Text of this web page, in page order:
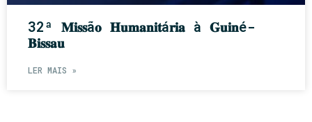
32ª 𝐌𝐢𝐬𝐬ã𝐨 𝐇𝐮𝐦𝐚𝐧𝐢𝐭á𝐫𝐢𝐚 à 𝐆𝐮𝐢𝐧é-
𝐁𝐢𝐬𝐬𝐚𝐮
LER MAIS »